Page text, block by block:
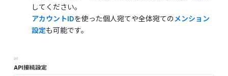
してください。
アカウントIDを使った個人宛てや全体宛てのメンション
設定も可能です。